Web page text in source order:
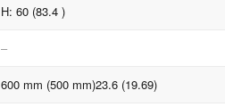
H: 60 (83.4 )
–
600 mm (500 mm)23.6 (19.69)